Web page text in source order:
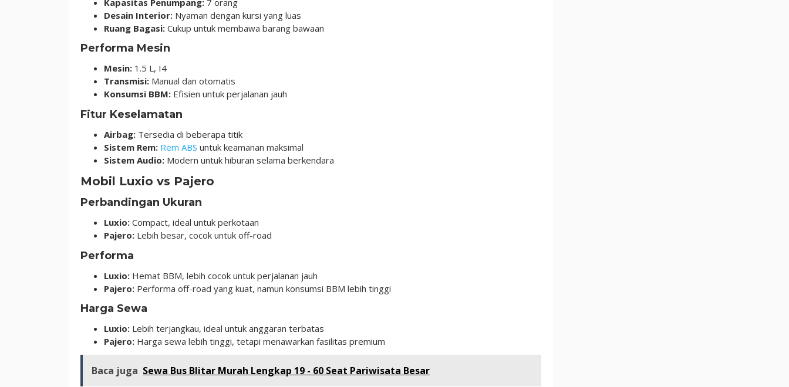
Desain Interior: Nyaman dengan kursi yang luas
Ruang Bagasi: Cukup untuk membawa barang bawaan
Performa Mesin
Mesin: 1.5 L, I4
Transmisi: Manual dan otomatis
Konsumsi BBM: Efisien untuk perjalanan jauh
Fitur Keselamatan
Airbag: Tersedia di beberapa titik
Sistem Rem: Rem ABS untuk keamanan maksimal
Sistem Audio: Modern untuk hiburan selama berkendara
Mobil Luxio vs Pajero
Perbandingan Ukuran
Luxio: Compact, ideal untuk perkotaan
Pajero: Lebih besar, cocok untuk off-road
Performa
Luxio: Hemat BBM, lebih cocok untuk perjalanan jauh
Pajero: Performa off-road yang kuat, namun konsumsi BBM lebih tinggi
Harga Sewa
Luxio: Lebih terjangkau, ideal untuk anggaran terbatas
Pajero: Harga sewa lebih tinggi, tetapi menawarkan fasilitas premium
Baca juga Sewa Bus Blitar Murah Lengkap 19 - 60 Seat Pariwisata Besar